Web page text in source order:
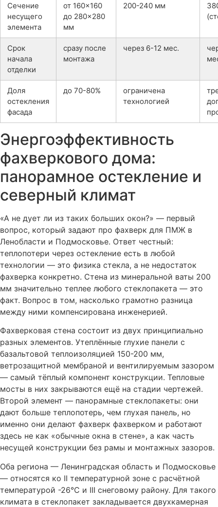
Сечение
несущего
элемента
от 160×160
до 280×280
мм
200-240 мм
Срок
начала
отделки
сразу после
монтажа
через 6-12 мес.
Доля
остекления
фасада
до 70-80%
ограничена
технологией
Энергоэффективность
фахверкового дома:
панорамное остекление и
северный климат
«А не дует ли из таких больших окон?» — первый
вопрос, который задают про фахверк для ПМЖ в
Ленобласти и Подмосковье. Ответ честный:
теплопотери через остекление есть в любой
технологии — это физика стекла, а не недостаток
фахверка конкретно. Стена из минеральной ваты 200
мм значительно теплее любого стеклопакета — это
факт. Вопрос в том, насколько грамотно разница
между ними компенсирована инженерией.
Фахверковая стена состоит из двух принципиально
разных элементов. Утеплённые глухие панели с
базальтовой теплоизоляцией 150-200 мм,
ветрозащитной мембраной и вентилируемым зазором
— самый тёплый компонент конструкции. Тепловые
мосты в них закрываются ещё на стадии чертежей.
Второй элемент — панорамные стеклопакеты: они
дают больше теплопотерь, чем глухая панель, но
именно они делают фахверк фахверком и работают
здесь не как «обычные окна в стене», а как часть
несущей конструкции без рамы и монтажных зазоров.
Оба региона — Ленинградская область и Подмосковье
— относятся ко II температурной зоне с расчётной
температурой -26°С и III снеговому району. Для такого
климата в стеклопакет закладывается двухкамерная